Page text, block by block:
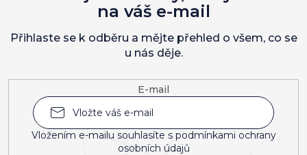
E-mail
Vložením e-mailu souhlasíte s podmínkami ochrany
osobních údajů
na váš e-mail
Přihlaste se k odběru a mějte přehled o všem, co se
u nás děje.